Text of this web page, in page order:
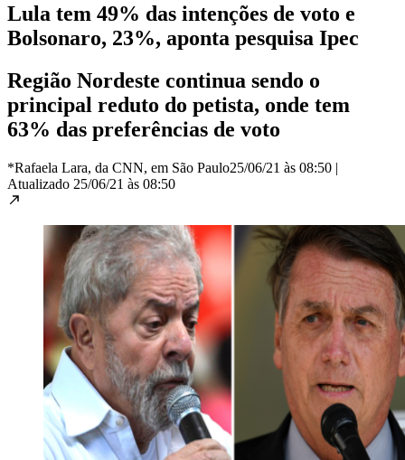
Lula tem 49% das intenções de voto e
Bolsonaro, 23%, aponta pesquisa Ipec
Região Nordeste continua sendo o
principal reduto do petista, onde tem
63% das preferências de voto
*Rafaela Lara, da CNN, em São Paulo25/06/21 às 08:50 |
Atualizado 25/06/21 às 08:50